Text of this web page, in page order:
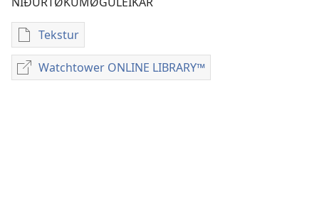
Tekstur
Stillingar
til
niðurtøkur
Watchtower ONLINE LIBRARY™
Watchtower